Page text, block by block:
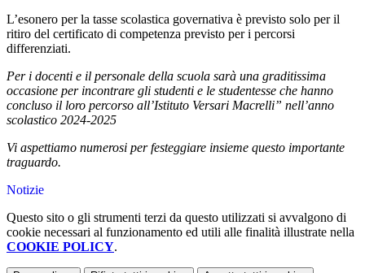
L’esonero per la tasse scolastica governativa è previsto solo per il
ritiro del certificato di competenza previsto per i percorsi
differenziati.
Per i docenti e il personale della scuola sarà una graditissima
occasione per incontrare gli studenti e le studentesse che hanno
concluso il loro percorso all’Istituto Versari Macrelli” nell’anno
scolastico 2024-2025
Vi aspettiamo numerosi per festeggiare insieme questo importante
traguardo.
Notizie
Questo sito o gli strumenti terzi da questo utilizzati si avvalgono di
cookie necessari al funzionamento ed utili alle finalità illustrate nella
COOKIE POLICY.